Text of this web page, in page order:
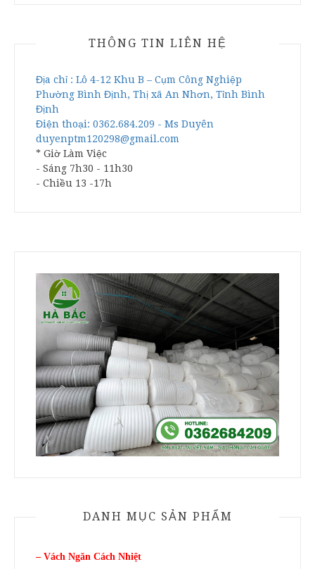
THÔNG TIN LIÊN HỆ
Địa chỉ : Lô 4-12 Khu B – Cụm Công Nghiệp
Phường Bình Định, Thị xã An Nhơn, Tỉnh Bình
Định
Điện thoại: 0362.684.209 - Ms Duyên
duyenptm120298@gmail.com
* Giờ Làm Việc
- Sáng 7h30 - 11h30
- Chiều 13 -17h
DANH MỤC SẢN PHẨM
– Vách Ngăn Cách Nhiệt